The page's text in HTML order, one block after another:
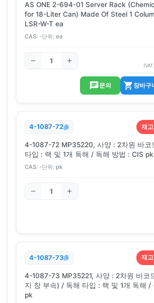
AS ONE 2-694-01 Server Rack
for 18-Liter Can) Made Of Steel 1
LSR-W-T ea
CAS: -단위: ea
문의 장바구
4-1087-72 재
4-1087-72 MP35220, 사양 : 2차원 바코
타입 : 랙 및 1개 독해 / 독해 방법 : CIS pk
CAS: -단위: pk
4-1087-73 재
4-1087-73 MP35221, 사양 : 2차원 바코
지 창 부속) / 독해 타입 : 랙 및 1개 독해 /
pk